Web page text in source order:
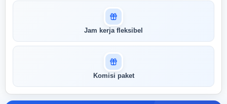
Jam kerja fleksibel
Komisi paket